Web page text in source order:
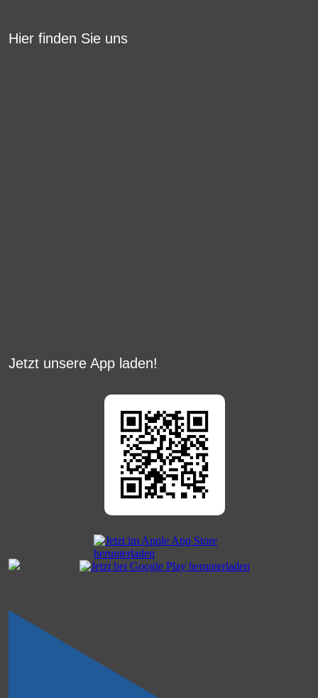
Hier finden Sie uns
Jetzt unsere App laden!